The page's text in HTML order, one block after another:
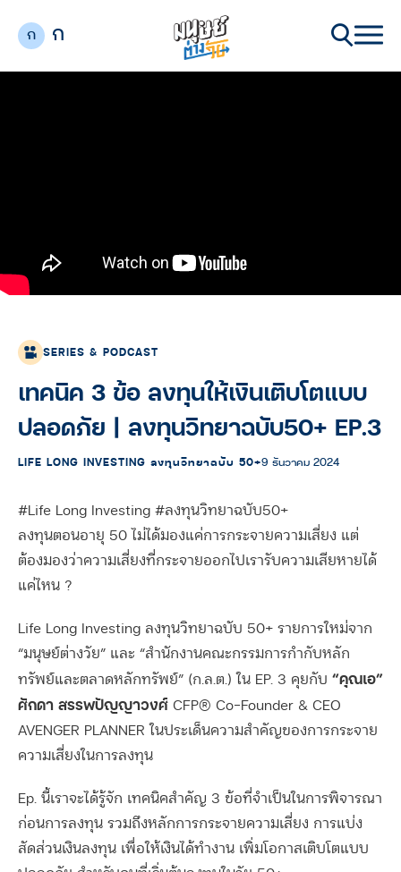
ก ก
SERIES & PODCAST
เทคนิค 3 ข้อ ลงทุนให้เงินเติบโตแบบ
ปลอดภัย | ลงทุนวิทยาฉบับ50+ EP.3
LIFE LONG INVESTING ลงทุนวิทยาฉบับ 50+9 ธันวาคม 2024
#Life Long Investing #ลงทุนวิทยาฉบับ50+
ลงทุนตอนอายุ 50 ไม่ได้มองแค่การกระจายความเสี่ยง แต่
ต้องมองว่าความเสี่ยงที่กระจายออกไปเรารับความเสียหายได้
แค่ไหน ?
Life Long Investing ลงทุนวิทยาฉบับ 50+ รายการใหม่จาก
“มนุษย์ต่างวัย” และ “สำนักงานคณะกรรมการกำกับหลัก
ทรัพย์และตลาดหลักทรัพย์” (ก.ล.ต.) ใน EP. 3 คุยกับ “คุณเอ”
ศักดา สรรพปัญญาวงศ์ CFP® Co-Founder & CEO
AVENGER PLANNER ในประเด็นความสำคัญของการกระจาย
ความเสี่ยงในการลงทุน
Ep. นี้เราจะได้รู้จัก เทคนิคสำคัญ 3 ข้อที่จำเป็นในการพิจารณา
ก่อนการลงทุน รวมถึงหลักการกระจายความเสี่ยง การแบ่ง
สัดส่วนเงินลงทุน เพื่อให้เงินได้ทำงาน เพิ่มโอกาสเติบโตแบบ